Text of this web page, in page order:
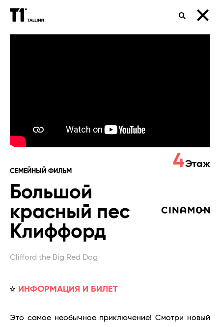
ПОИСК
СЕМЕЙНЫЙ ФИЛЬМ
Большой
красный пес
Клиффорд
Clifford the Big Red Dog
ИНФОРМАЦИЯ И БИЛЕТ
4Этаж
Это самое необычное приключение! Смотри новый